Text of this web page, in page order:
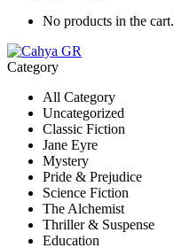
No products in the cart.
Category
All Category
Uncategorized
Classic Fiction
Jane Eyre
Mystery
Pride & Prejudice
Science Fiction
The Alchemist
Thriller & Suspense
Education